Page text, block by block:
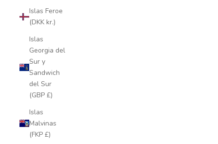
Islas Feroe
(DKK kr.)
Islas
Georgia del
Sur y
Sandwich
del Sur
(GBP £)
Islas
Malvinas
(FKP £)